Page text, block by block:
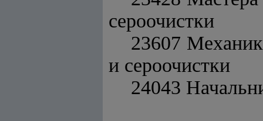
сероочистки
23607
и сероочистки
24043